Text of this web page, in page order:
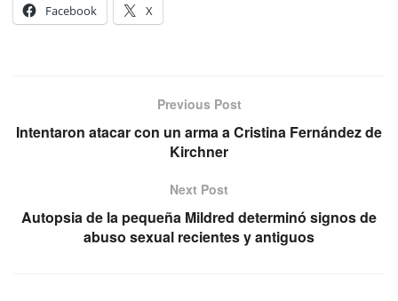
Facebook
X
Previous Post
Intentaron atacar con un arma a Cristina Fernández de
Kirchner
Next Post
Autopsia de la pequeña Mildred determinó signos de
abuso sexual recientes y antiguos